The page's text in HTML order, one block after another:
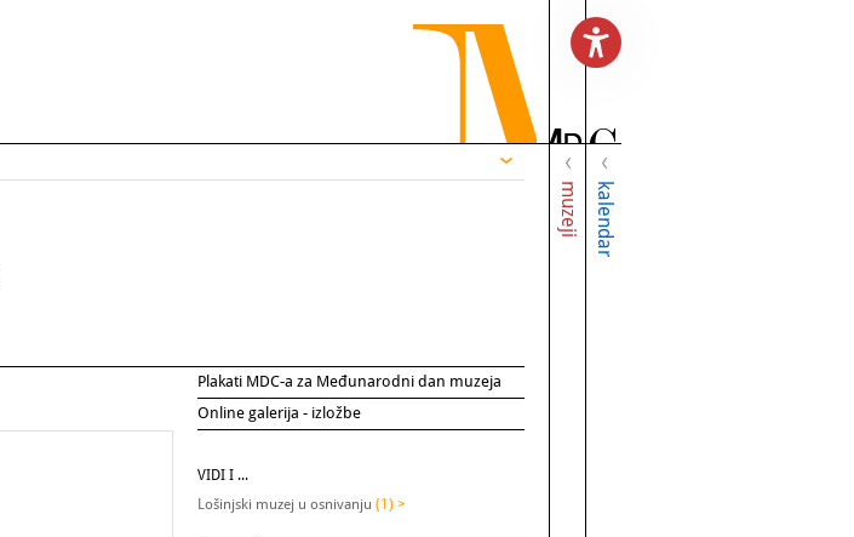
muzeji kalendar
Plakati MDC-a za Međunarodni dan muzeja
Online galerija - izložbe
VIDI I ...
Lošinjski muzej u osnivanju (1) >